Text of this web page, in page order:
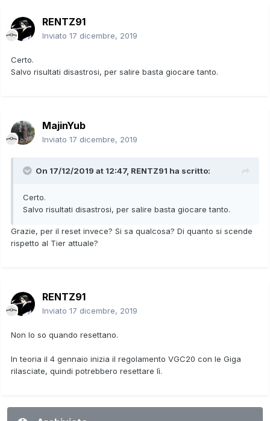
RENTZ91
Inviato 17 dicembre, 2019
Certo.
Salvo risultati disastrosi, per salire basta giocare tanto.
MajinYub
Inviato 17 dicembre, 2019
On 17/12/2019 at 12:47, RENTZ91 ha scritto:
Certo.
Salvo risultati disastrosi, per salire basta giocare tanto.
Grazie, per il reset invece? Si sa qualcosa? Di quanto si scende
rispetto al Tier attuale?
RENTZ91
Inviato 17 dicembre, 2019
Non lo so quando resettano.
In teoria il 4 gennaio inizia il regolamento VGC20 con le Giga
rilasciate, quindi potrebbero resettare lì.